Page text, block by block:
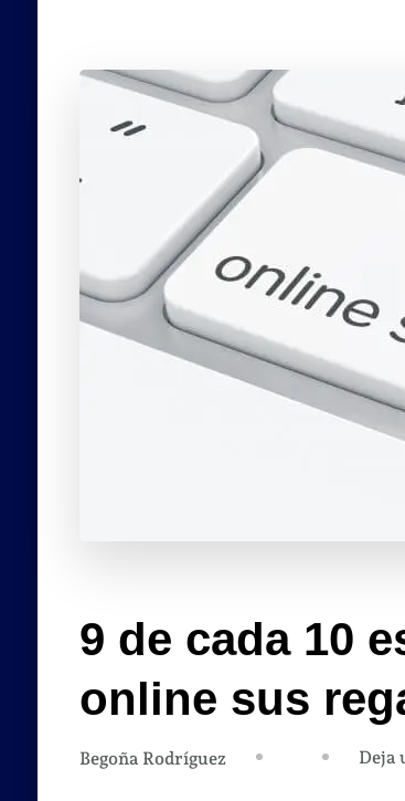
9 de cada 10
online sus
Begoña Rodríguez Deja